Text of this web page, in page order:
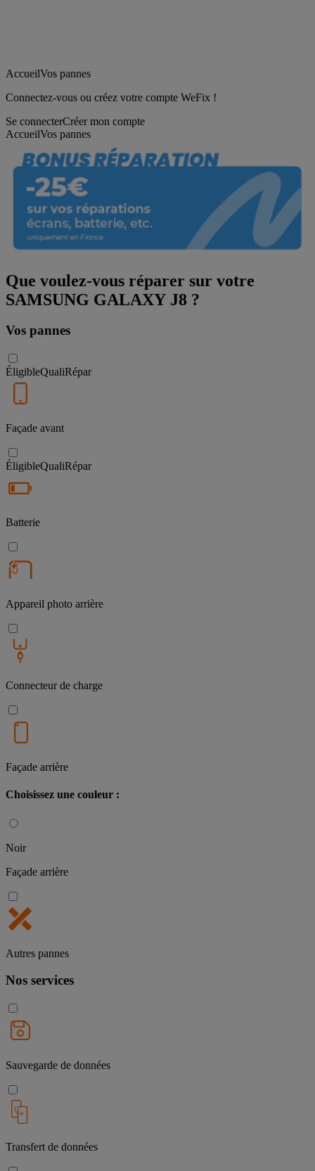
AccueilVos pannes
Connectez-vous ou créez votre compte WeFix !
Se connecterCréer mon compte
AccueilVos pannes
Que voulez-vous réparer sur votre
SAMSUNG GALAXY J8 ?
Vos pannes
ÉligibleQualiRépar
Façade avant
ÉligibleQualiRépar
Batterie
Appareil photo arrière
Connecteur de charge
Façade arrière
Choisissez une couleur :
Noir
Façade arrière
Autres pannes
Nos services
Sauvegarde de données
Transfert de données